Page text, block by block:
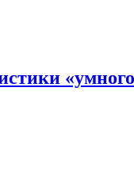
«умного